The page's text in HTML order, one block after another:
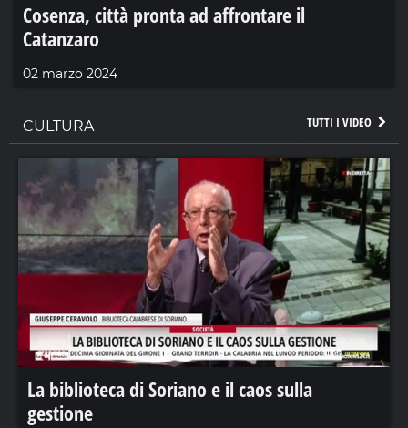
Cosenza, città pronta ad affrontare il
Catanzaro
02 marzo 2024
TUTTI I VIDEO
CULTURA
La biblioteca di Soriano e il caos sulla
gestione